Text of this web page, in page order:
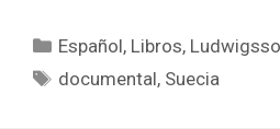
Categorías
Español, Libros,
Etiquetas
documental, Suecia